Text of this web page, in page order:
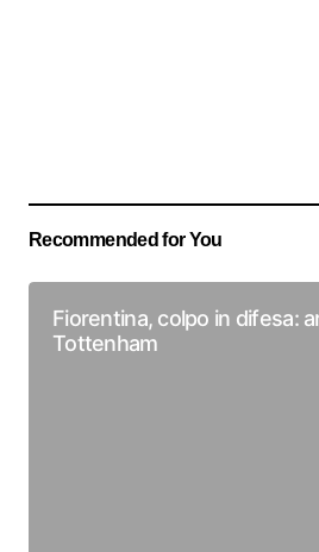
Recommended for You
Fiorentina, colpo in difesa:
Tottenham